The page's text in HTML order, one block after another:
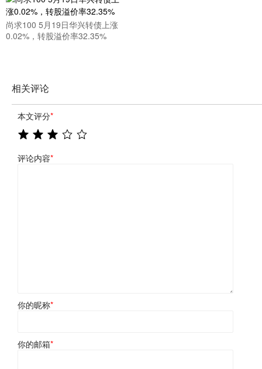
尚求100 5月19日华兴转债上涨
0.02%，转股溢价率32.35%
相关评论
本文评分*
评论内容*
你的昵称*
你的邮箱*